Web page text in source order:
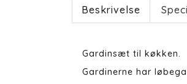
Beskrivelse
Gardinsæt til køkken.
Gardinerne har